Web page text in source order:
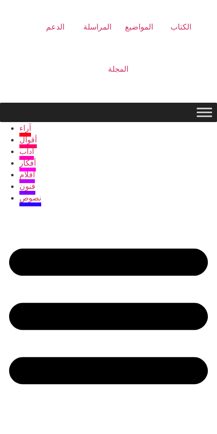
الدعم المراسلة المواضيع الكتاب
المجلة
آراء
أقوال
آداب
أفكار
أفلام
فنون
نصوص